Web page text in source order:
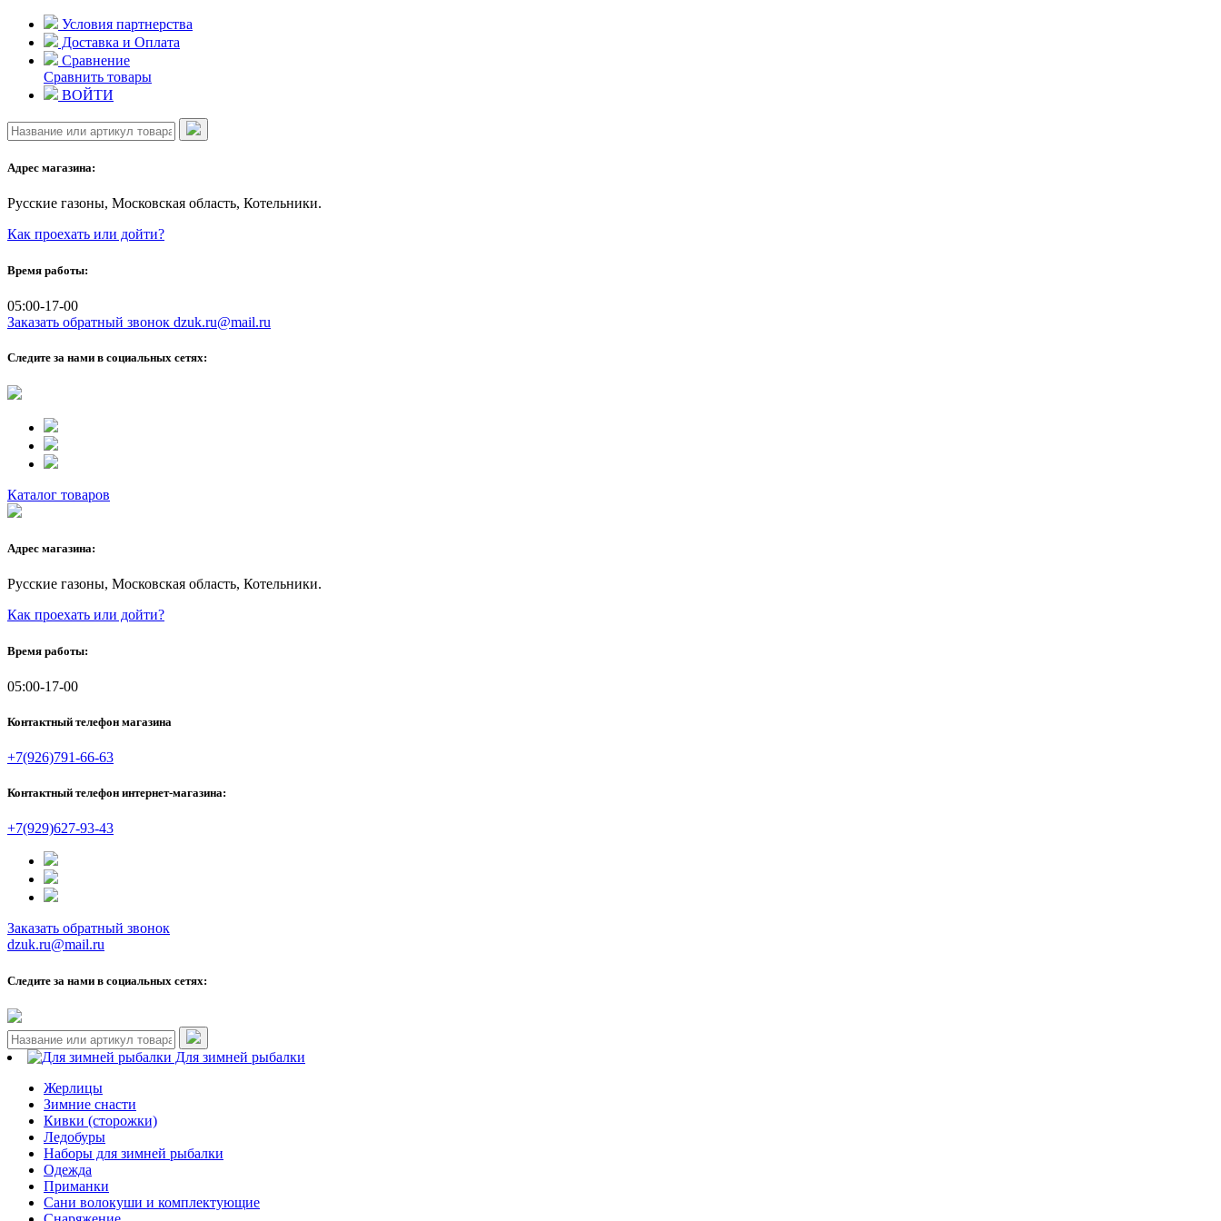
Skip
content
Условия партнерства
Доставка и Оплата
Сравнение
Сравнить товары
ВОЙТИ
Адрес магазина:
Русские газоны, Московская область, Котельники.
Как проехать или дойти?
Время работы:
05:00-17-00
Заказать обратный звонок dzuk.ru@mail.ru
Следите за нами в социальных сетях:
Каталог товаров
Адрес магазина:
Русские газоны, Московская область, Котельники.
Как проехать или дойти?
Время работы:
05:00-17-00
Контактный телефон магазина
+7(926)791-66-63
Контактный телефон интернет-магазина:
+7(929)627-93-43
Заказать обратный звонок
dzuk.ru@mail.ru
Следите за нами в социальных сетях:
Для зимней рыбалки
Жерлицы
Зимние снасти
Кивки (сторожки)
Ледобуры
Наборы для зимней рыбалки
Одежда
Приманки
Сани волокуши и комплектующие